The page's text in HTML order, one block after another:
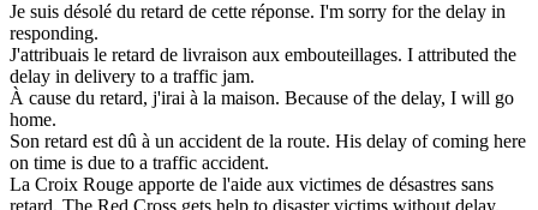
Je suis désolé du retard de cette réponse. I'm sorry for the delay in
responding.
J'attribuais le retard de livraison aux embouteillages. I attributed the
delay in delivery to a traffic jam.
À cause du retard, j'irai à la maison. Because of the delay, I will go
home.
Son retard est dû à un accident de la route. His delay of coming here
on time is due to a traffic accident.
La Croix Rouge apporte de l'aide aux victimes de désastres sans